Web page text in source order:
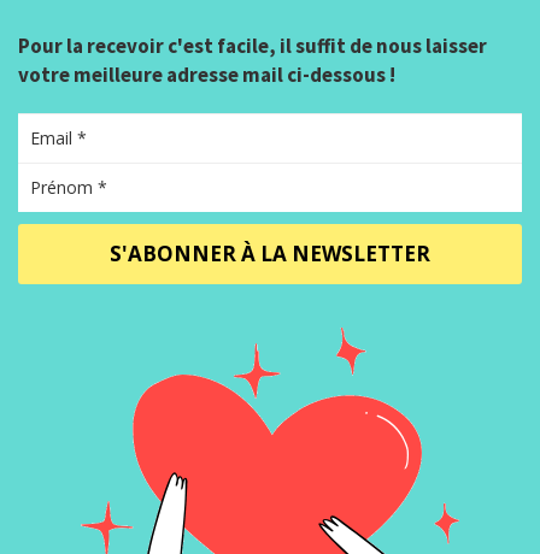
Pour la recevoir c'est facile, il suffit de nous laisser
votre meilleure adresse mail ci-dessous !
S'ABONNER À LA NEWSLETTER